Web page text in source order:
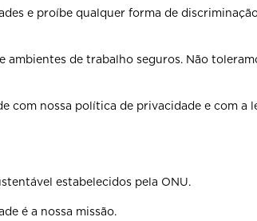
e proíbe qualquer forma de
ambientes de trabalho seguros. Não
com nossa política de privacidade e com a
estabelecidos pela ONU.
é a nossa missão.